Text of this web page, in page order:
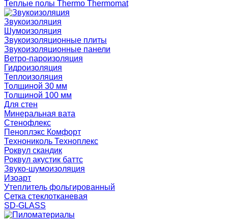
Теплые полы Thermo Thermomat
Звукоизоляция
Шумоизоляция
Звукоизоляционные плиты
Звукоизоляционные панели
Ветро-пароизоляция
Гидроизоляция
Теплоизоляция
Толщиной 30 мм
Толщиной 100 мм
Для стен
Минеральная вата
Стенофлекс
Пеноплэкс Комфорт
Технониколь Техноплекс
Роквул скандик
Роквул акустик баттс
Звуко-шумоизоляция
Изоарт
Утеплитель фольгированный
Сетка стеклотканевая
SD-GLASS